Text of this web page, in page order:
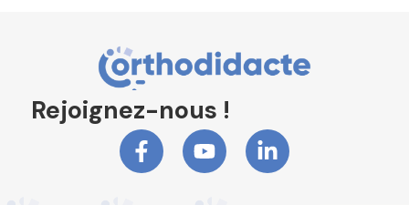
Rejoignez-nous !